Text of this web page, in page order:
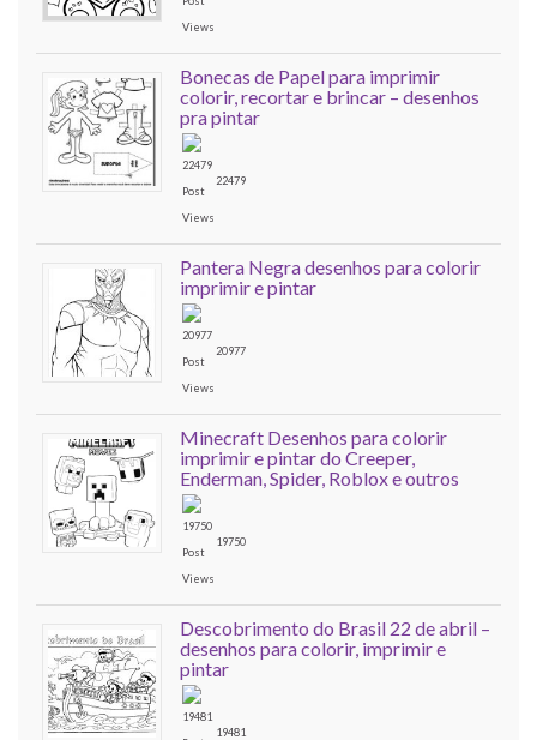
Bonecas de Papel para imprimir
colorir, recortar e brincar – desenhos
pra pintar
22479
Pantera Negra desenhos para colorir
imprimir e pintar
20977
Minecraft Desenhos para colorir
imprimir e pintar do Creeper,
Enderman, Spider, Roblox e outros
19750
Descobrimento do Brasil 22 de abril –
desenhos para colorir, imprimir e
pintar
19481